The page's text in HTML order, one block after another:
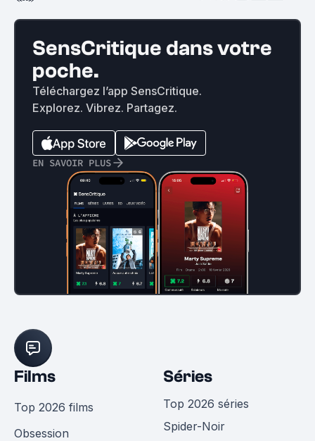
SensCritique dans votre
poche.
Téléchargez l’app SensCritique.
Explorez. Vibrez. Partagez.
EN SAVOIR PLUS
Films
Top 2026 films
Obsession
Séries
Top 2026 séries
Spider-Noir